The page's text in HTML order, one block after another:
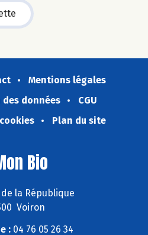
Mentions légales
données
CGU
Plan du site
Bio
la République
Voiron
:04 76 05 26 34